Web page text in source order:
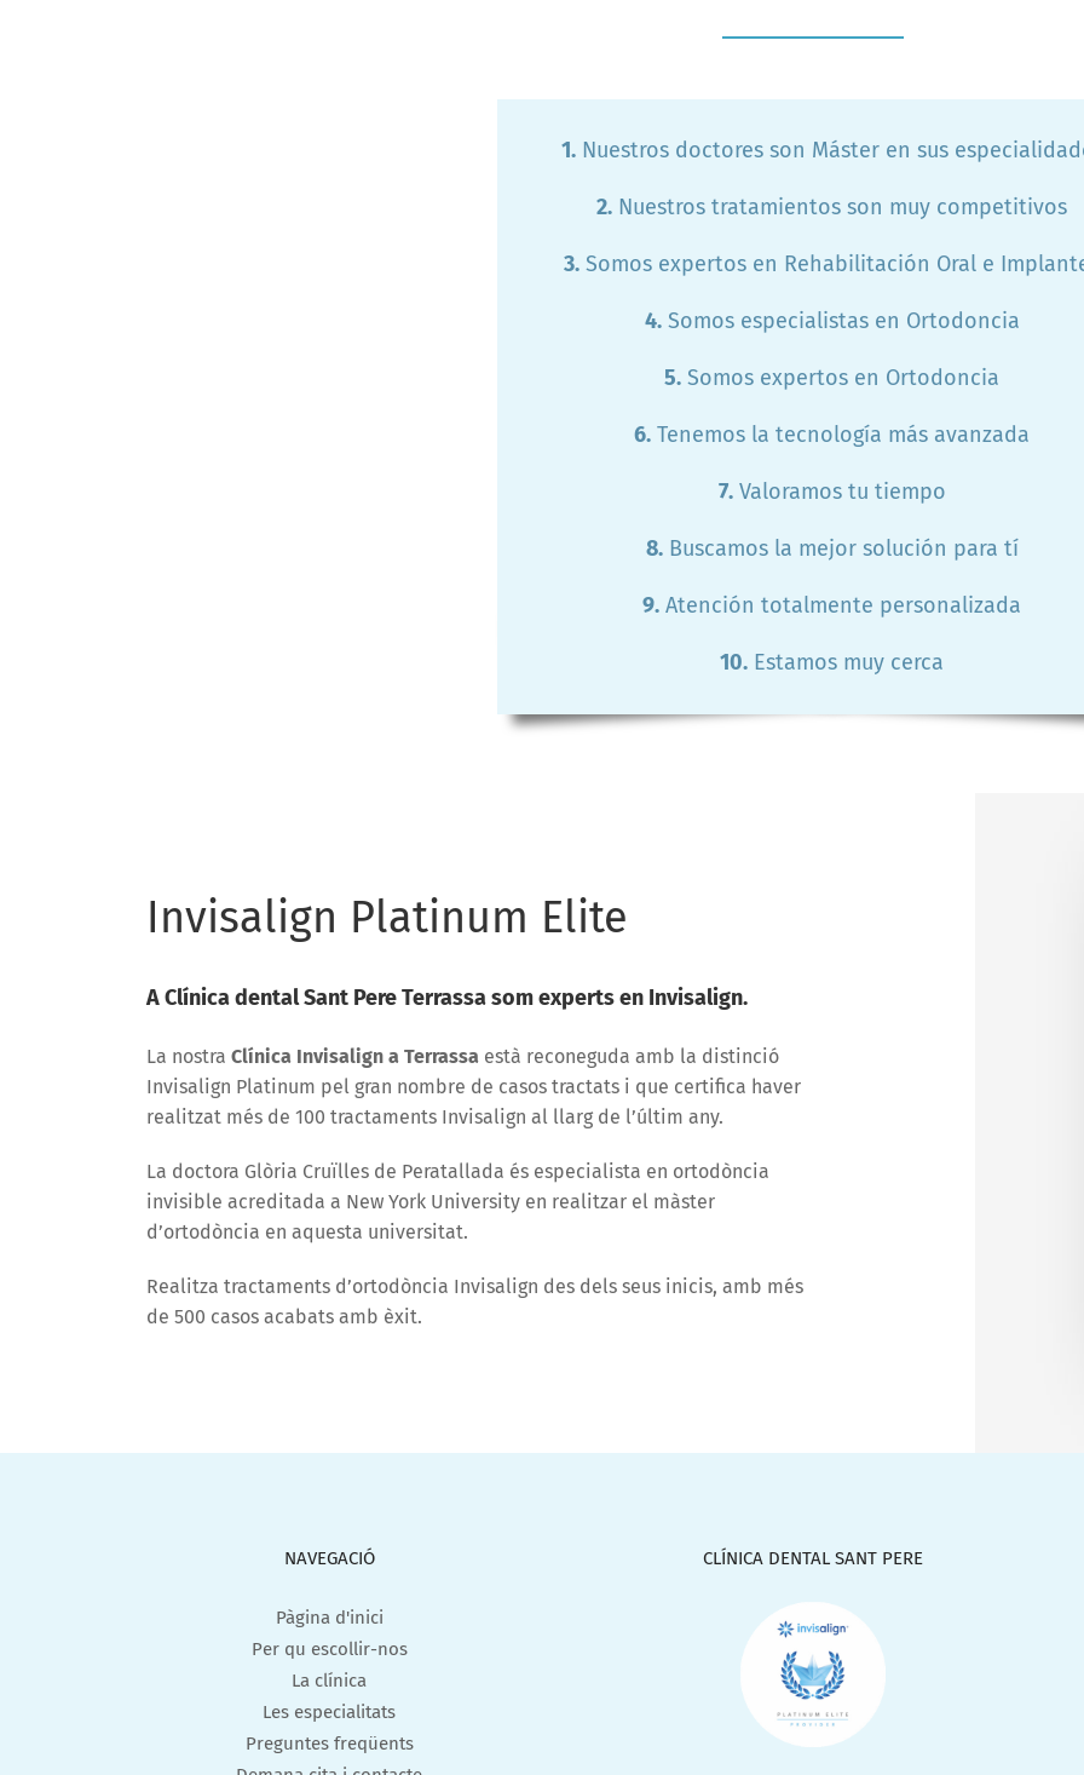
1.Nuestros doctores son Máster en sus
2. Nuestros tratamientos son muy competitivos
3. Somos expertos en Rehabilitación Oral e
4.Somos especialistas en Ortodoncia
5. Somos expertos en Ortodoncia
6. Tenemos la tecnología más avanzada
7.Valoramos tu tiempo
8.Buscamos la mejor solución para tí
9. Atención totalmente personalizada
10. Estamos muy cerca
Invisalign Platinum Elite
A Clínica dental Sant Pere Terrassa som experts en Invisalign.
La nostra Clínica Invisalign a Terrassaestà reconeguda amb la distinció
Invisalign Platinum pel gran nombre de casos tractats i que certifica haver
realitzat més de 100 tractaments Invisalign al llarg de l’últim any.
La doctora Glòria Cruïlles de Peratallada és especialista en ortodòncia
invisible acreditada a New York University en realitzar el màster
d’ortodòncia en aquesta universitat.
Realitza tractaments d’ortodòncia Invisalign des dels seus inicis, amb més
de 500 casos acabats amb èxit.
NAVEGACIÓ
Pàgina d'inici
Per qu escollir-nos
La clínica
Les especialitats
Preguntes freqüents
CLÍNICA DENTAL SANT PERE